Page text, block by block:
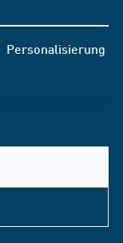
Personalisierung